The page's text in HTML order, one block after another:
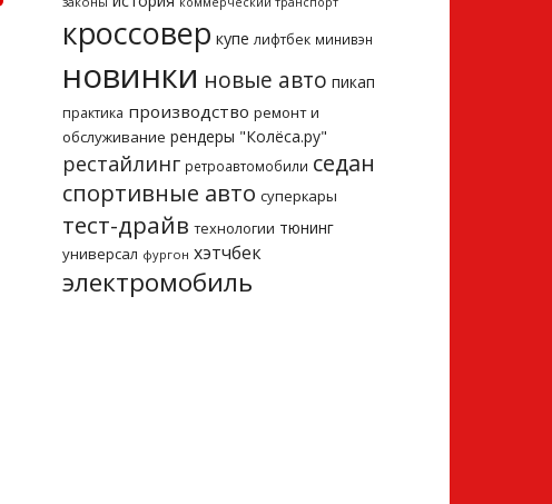
кроссовер купе лифтбек минивэн
новинки новые авто пикап
практика производство ремонт и
обслуживание рендеры "Колёса.ру"
рестайлинг ретроавтомобили седан
спортивные авто суперкары
тест-драйв технологии тюнинг
универсал фургон хэтчбек
электромобиль